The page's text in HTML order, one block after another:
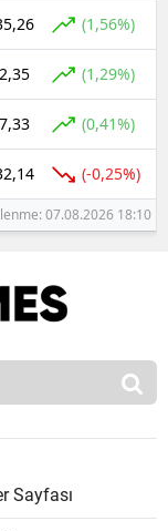
(1,56%)
2,35 (1,29%)
7,33 (0,41%)
(-0,25%)
07.08.2026 18:10
Sayfası